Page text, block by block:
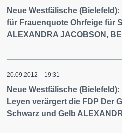
Neue Westfälische
für Frauenquote Ohrfeige für
ALEXANDRA JACOBSON,
20.09.2012 – 19:31
Neue Westfälische
Leyen verärgert die FDP Der
Schwarz und Gelb